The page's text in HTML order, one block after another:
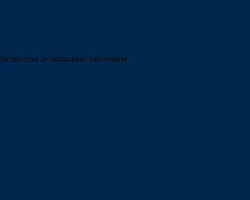
con le istruzioni necessarie.